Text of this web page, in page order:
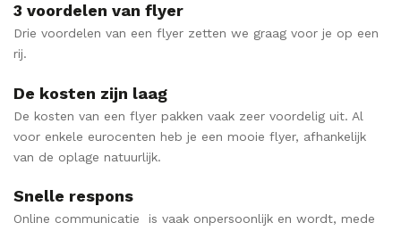
3 voordelen van flyer
Drie voordelen van een flyer zetten we graag voor je op een
rij.
De kosten zijn laag
De kosten van een flyer pakken vaak zeer voordelig uit. Al
voor enkele eurocenten heb je een mooie flyer, afhankelijk
van de oplage natuurlijk.
Snelle respons
Online communicatie is vaak onpersoonlijk en wordt, mede